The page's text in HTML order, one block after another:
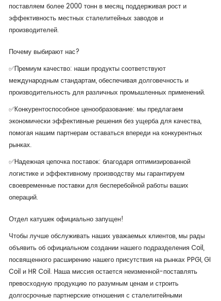
поставляем более 2000 тонн в месяц, поддерживая рост и
эффективность местных сталелитейных заводов и
производителей.
Почему выбирают нас?
✅Премиум качество: наши продукты соответствуют
международным стандартам, обеспечивая долговечность и
производительность для различных промышленных применений.
✅Конкурентоспособное ценообразование: мы предлагаем
экономически эффективные решения без ущерба для качества,
помогая нашим партнерам оставаться впереди на конкурентных
рынках.
✅Надежная цепочка поставок: благодаря оптимизированной
логистике и эффективному производству мы гарантируем
своевременные поставки для бесперебойной работы ваших
операций.
Отдел катушек официально запущен!
Чтобы лучше обслуживать наших уважаемых клиентов, мы рады
объявить об официальном создании нашего подразделения Coil,
посвященного расширению нашего присутствия на рынках PPGI, GI
Coil и HR Coil. Наша миссия остается неизменной-поставлять
превосходную продукцию по разумным ценам и строить
долгосрочные партнерские отношения с сталелитейными